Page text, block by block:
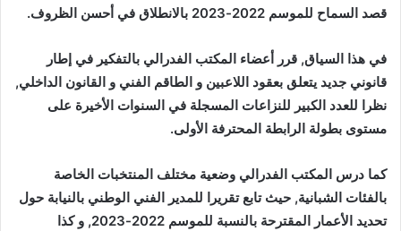
قصد السماح للموسم 2022-2023 بالانطلاق في أحسن الظروف.
في هذا السياق, قرر أعضاء المكتب الفدرالي بالتفكير في إطار
قانوني جديد يتعلق بعقود اللاعبين و الطاقم الفني و القانون الداخلي,
نظرا للعدد الكبير للنزاعات المسجلة في السنوات الأخيرة على
مستوى بطولة الرابطة المحترفة الأولى.
كما درس المكتب الفدرالي وضعية مختلف المنتخبات الخاصة
بالفئات الشبانية, حيث تابع تقريرا للمدير الفني الوطني بالنيابة حول
تحديد الأعمار المقترحة بالنسبة للموسم 2022-2023, و كذا